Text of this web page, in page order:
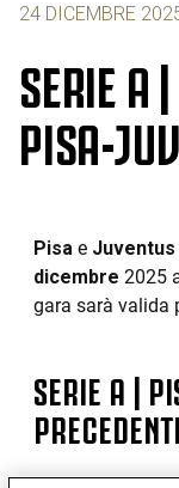
24 DICEMBRE
SERIE A
PISA-
Pisa e Juventus
dicembre 2025
gara sarà valida
SERIE A |
PRECEDENTI